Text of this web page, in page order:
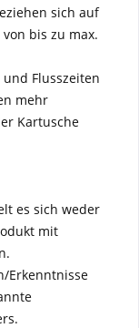
sich auf
bis zu max.
Flusszeiten
mehr
Kartusche
es sich weder
mit
Erkenntnisse